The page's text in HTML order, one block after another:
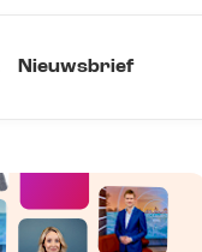
Nieuwsbrief